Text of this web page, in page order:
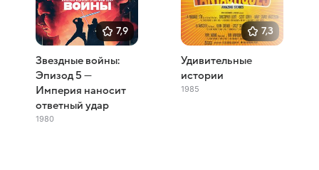
7,9
Звездные войны:
Эпизод 5 —
Империя наносит
ответный удар
1980
7,3
Удивительные
истории
1985